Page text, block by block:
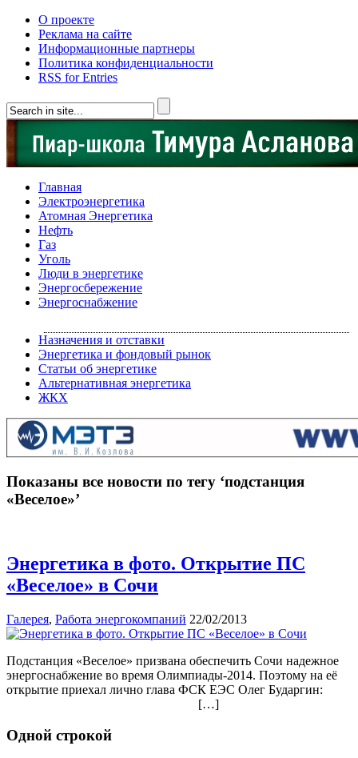
О проекте
Реклама на сайте
Информационные партнеры
Политика конфиденциальности
RSS for Entries
Главная
Электроэнергетика
Атомная Энергетика
Нефть
Газ
Уголь
Люди в энергетике
Энергосбережение
Энергоснабжение
Назначения и отставки
Энергетика и фондовый рынок
Статьи об энергетике
Альтернативная энергетика
ЖКХ
Показаны все новости по тегу ‘подстанция
«Веселое»’
Энергетика в фото. Открытие ПС
«Веселое» в Сочи
Галерея, Работа энергокомпаний 22/02/2013
Подстанция «Веселое» призвана обеспечить Сочи надежное
энергоснабжение во время Олимпиады-2014. Поэтому на её
открытие приехал лично глава ФСК ЕЭС Олег Бударгин:
[…]
Одной строкой